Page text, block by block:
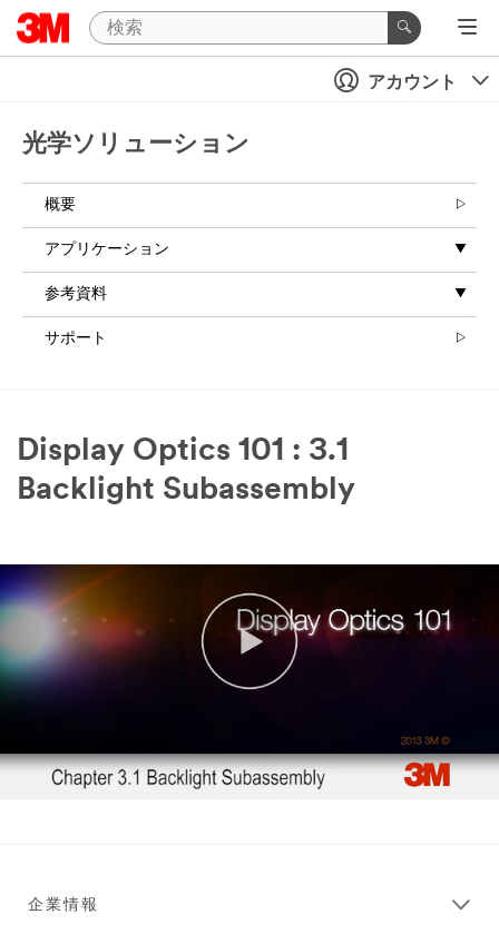
アカウント
光学ソリューション
概要
アプリケーション
参考資料
サポート
Display Optics 101 : 3.1
Backlight Subassembly
企業情報